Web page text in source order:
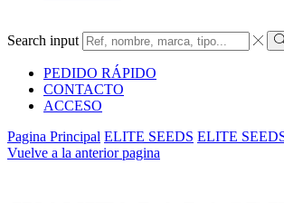
Search input
PEDIDO RÁPIDO
CONTACTO
ACCESO
Pagina Principal ELITE SEEDS ELITE
Vuelve a la anterior pagina